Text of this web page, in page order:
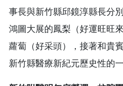
事長與新竹縣邱鏡淳縣長分
鴻圖大展的鳳梨（好運旺旺
蘿蔔（好采頭），接著和貴
新竹縣醫療新紀元歷史性的